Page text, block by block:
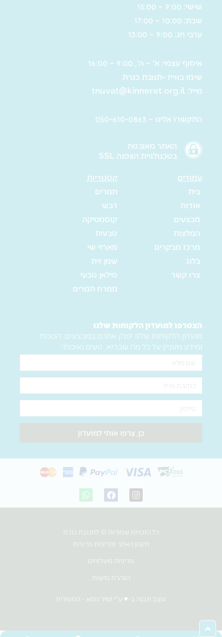
שישי: 9:00 – 15:00
שבת: 10:00 – 17:00
ערבי חג: 9:00 – 13:00
איסוף עצמי: א' – ה', 9:00 – 16:00
שימו בווייז -תנובת כנרת
מייל: tnuvat@kinneret.org.il
התקשרו אלינו – 050-610-0863
האתר מאובטח
בטכנולגיית הצפנה SSL
עמודים
בית
אודות
מבצעים
המלצות
מרכז מבקרים
בלוג
צרו קשר
קטגוריות
תמרים
דבש
קוסמטיקה
טבעית
מארזי שי
שמן זית
סילאן טבעי
ממרח תמרים
הצטרפו למועדון הלקוחות שלנו
מועדון הלקוחות שלנו יפנק אתכם במבצעים, הטבות
ומידע מעניין על כל מה שבריא, טעים ואיכותי.
שם
אימייל
טלפון
כן, צרפו אותי למועדון
I
n
s
g
m
F
a
c
o
o
W
h
a
a
p
כל הזכויות שמורות © לתנובת כנרת
תקנון האתר ומדיניות פרטיות
מדיניות משלוחים
הצהרת נגישות
עוצב ונבנה ב-♥︎ ע"י זמיר גומא - הסטודיוז